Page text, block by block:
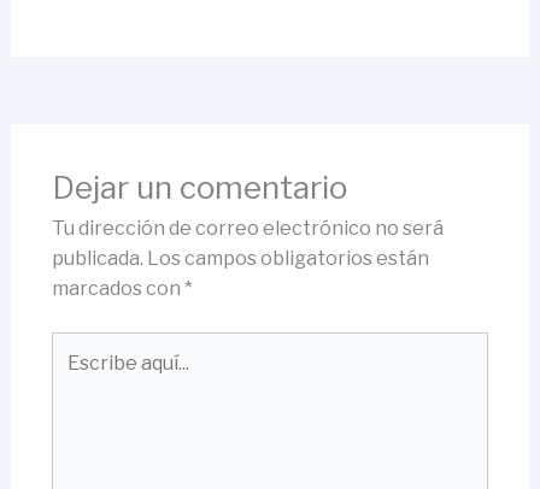
Dejar un comentario
Tu dirección de correo electrónico no será
publicada. Los campos obligatorios están
marcados con *
aquí...